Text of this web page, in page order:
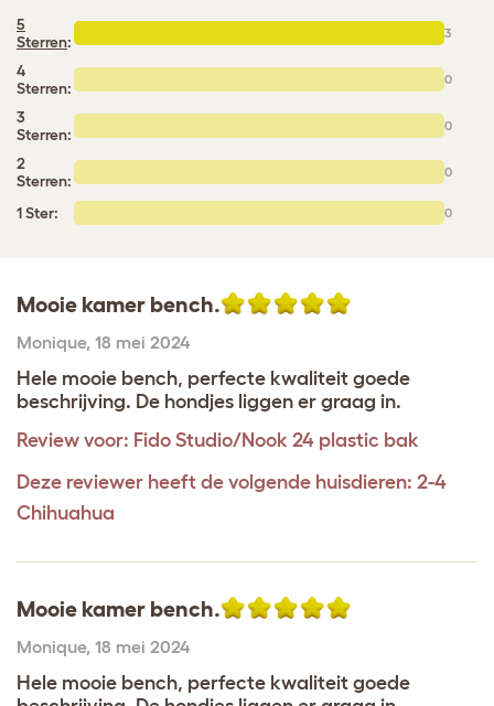
5
Sterren: 3
4
Sterren:
0
3
Sterren:
0
2
Sterren:
0
1 Ster: 0
Mooie kamer bench.
Monique, 18 mei 2024
Hele mooie bench, perfecte kwaliteit goede
beschrijving. De hondjes liggen er graag in.
Review voor: Fido Studio/Nook 24 plastic bak
Deze reviewer heeft de volgende huisdieren: 2-4
Chihuahua
Mooie kamer bench.
Monique, 18 mei 2024
Hele mooie bench, perfecte kwaliteit goede